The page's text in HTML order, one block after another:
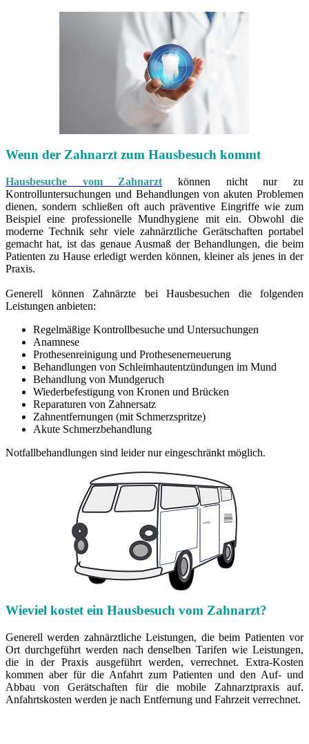
Wenn der Zahnarzt zum Hausbesuch kommt
Hausbesuche vom Zahnarzt können nicht nur zu
Kontrolluntersuchungen und Behandlungen von akuten Problemen
dienen, sondern schließen oft auch präventive Eingriffe wie zum
Beispiel eine professionelle Mundhygiene mit ein. Obwohl die
moderne Technik sehr viele zahnärztliche Gerätschaften portabel
gemacht hat, ist das genaue Ausmaß der Behandlungen, die beim
Patienten zu Hause erledigt werden können, kleiner als jenes in der
Praxis.
Generell können Zahnärzte bei Hausbesuchen die folgenden
Leistungen anbieten:
Regelmäßige Kontrollbesuche und Untersuchungen
Anamnese
Prothesenreinigung und Prothesenerneuerung
Behandlungen von Schleimhautentzündungen im Mund
Behandlung von Mundgeruch
Wiederbefestigung von Kronen und Brücken
Reparaturen von Zahnersatz
Zahnentfernungen (mit Schmerzspritze)
Akute Schmerzbehandlung
Notfallbehandlungen sind leider nur eingeschränkt möglich.
Wieviel kostet ein Hausbesuch vom Zahnarzt?
Generell werden zahnärztliche Leistungen, die beim Patienten vor
Ort durchgeführt werden nach denselben Tarifen wie Leistungen,
die in der Praxis ausgeführt werden, verrechnet. Extra-Kosten
kommen aber für die Anfahrt zum Patienten und den Auf- und
Abbau von Gerätschaften für die mobile Zahnarztpraxis auf.
Anfahrtskosten werden je nach Entfernung und Fahrzeit verrechnet.